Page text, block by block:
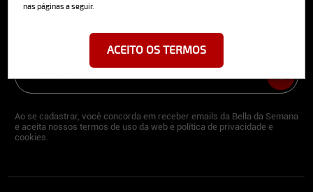
nas páginas a seguir.
ACEITO OS TERMOS
Cadastre-se e receba a mais
deliciosa newsletter da internet
Ao se cadastrar, você concorda em receber emails da Bella da Semana
e aceita nossos termos de uso da web e política de privacidade e
cookies.